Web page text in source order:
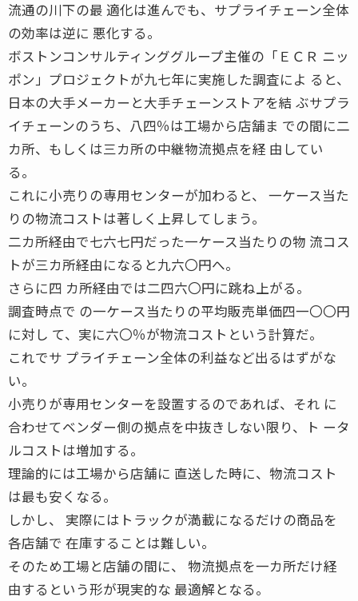
流通の川下の最 適化は進んでも、サプライチェーン全体
の効率は逆に 悪化する。
ボストンコンサルティンググループ主催の「ＥＣＲ ニッ
ポン」プロジェクトが九七年に実施した調査によ ると、
日本の大手メーカーと大手チェーンストアを結 ぶサプラ
イチェーンのうち、八四％は工場から店舗ま での間に二
カ所、もしくは三カ所の中継物流拠点を経 由してい
る。
これに小売りの専用センターが加わると、 一ケース当た
りの物流コストは著しく上昇してしまう。
二カ所経由で七六七円だった一ケース当たりの物 流コス
トが三カ所経由になると九六〇円へ。
さらに四 カ所経由では二四六〇円に跳ね上がる。
調査時点で の一ケース当たりの平均販売単価四一〇〇円
に対し て、実に六〇％が物流コストという計算だ。
これでサ プライチェーン全体の利益など出るはずがな
い。
小売りが専用センターを設置するのであれば、それ に
合わせてベンダー側の拠点を中抜きしない限り、ト ータ
ルコストは増加する。
理論的には工場から店舗に 直送した時に、物流コスト
は最も安くなる。
しかし、 実際にはトラックが満載になるだけの商品を
各店舗で 在庫することは難しい。
そのため工場と店舗の間に、 物流拠点を一カ所だけ経
由するという形が現実的な 最適解となる。